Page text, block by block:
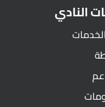
النادي